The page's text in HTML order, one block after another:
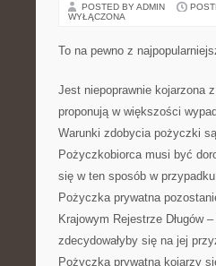
POSTED BY ADMIN
WYŁĄCZONA
To na pewno z
Jest niepoprawnie kojarzona
proponują w większości
Warunki zdobycia pożyczki
Pożyczkobiorca musi być
się w ten sposób w
Pożyczka prywatna
Krajowym Rejestrze Długów
zdecydowałyby się na jej
Pożyczka prywatna kojarzy